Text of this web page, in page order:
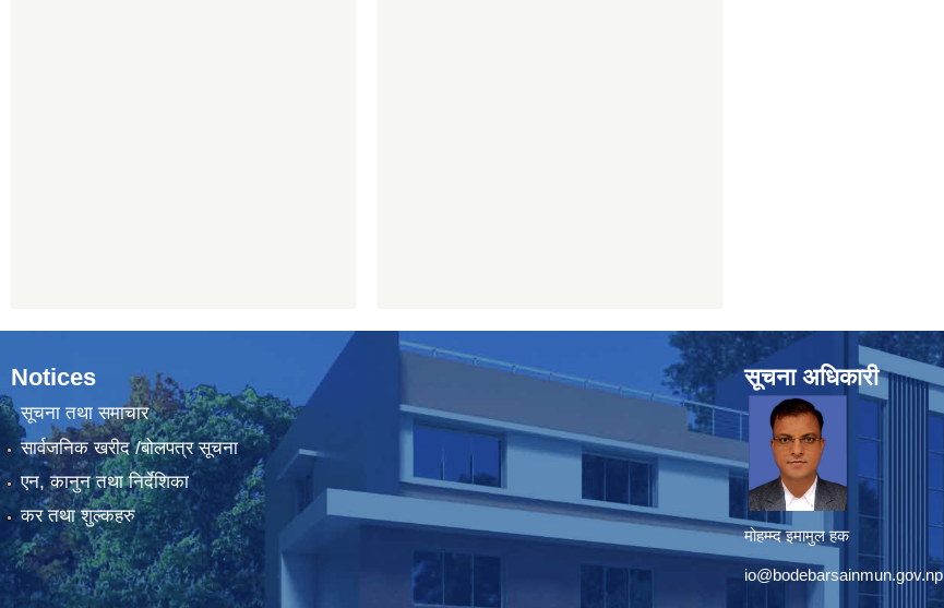
Notices
सूचना तथा समाचार
सार्वजनिक खरीद /बोलपत्र सूचना
एन, कानुन तथा निर्देशिका
कर तथा शुल्कहरु
सूचना अधिकारी
मोहम्म्द इमामुल हक
io@bodebarsainmun.gov.np